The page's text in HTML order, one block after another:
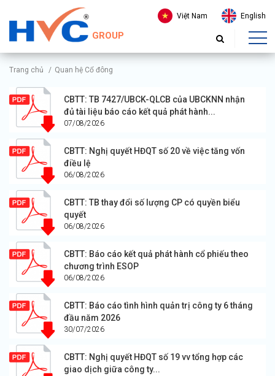
GROUP
Việt Nam English
Trang chủ / Quan hệ Cổ đông
CBTT: TB 7427/UBCK-QLCB của UBCKNN nhận
đủ tài liệu báo cáo kết quả phát hành...
07/08/2026
CBTT: Nghị quyết HĐQT số 20 về việc tăng vốn
điều lệ
06/08/2026
CBTT: TB thay đổi số lượng CP có quyền biểu
quyết
06/08/2026
CBTT: Báo cáo kết quả phát hành cổ phiếu theo
chương trình ESOP
06/08/2026
CBTT: Báo cáo tình hình quản trị công ty 6 tháng
đầu năm 2026
30/07/2026
CBTT: Nghị quyết HĐQT số 19 vv tổng hợp các
giao dịch giữa công ty...